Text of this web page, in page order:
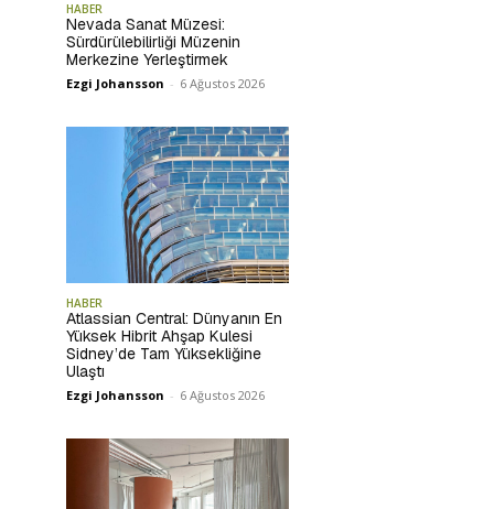
HABER
Nevada Sanat Müzesi:
Sürdürülebilirliği Müzenin
Merkezine Yerleştirmek
Ezgi Johansson - 6 Ağustos 2026
HABER
Atlassian Central: Dünyanın En
Yüksek Hibrit Ahşap Kulesi
Sidney’de Tam Yüksekliğine
Ulaştı
Ezgi Johansson - 6 Ağustos 2026